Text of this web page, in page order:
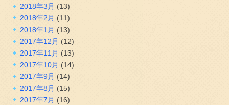
2018年3月 (13)
2018年2月 (11)
2018年1月 (13)
2017年12月 (12)
2017年11月 (13)
2017年10月 (14)
2017年9月 (14)
2017年8月 (15)
2017年7月 (16)